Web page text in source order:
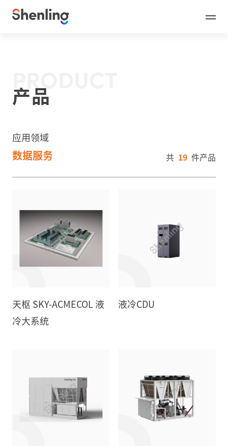
PRODUCT
产品
应用领域
数据服务 共 19 件产品
天枢 SKY-ACMECOL 液
冷大系统
液冷CDU